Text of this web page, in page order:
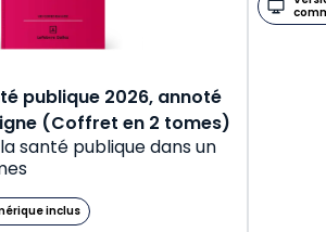
publique 2026, annoté
(Coffret en 2 tomes)
santé publique dans un
inclus